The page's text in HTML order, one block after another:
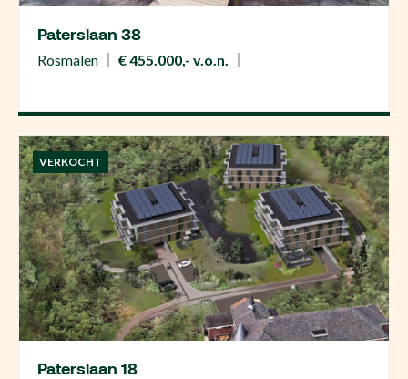
Paterslaan 38
Rosmalen € 455.000,- v.o.n.
VERKOCHT
Paterslaan 18